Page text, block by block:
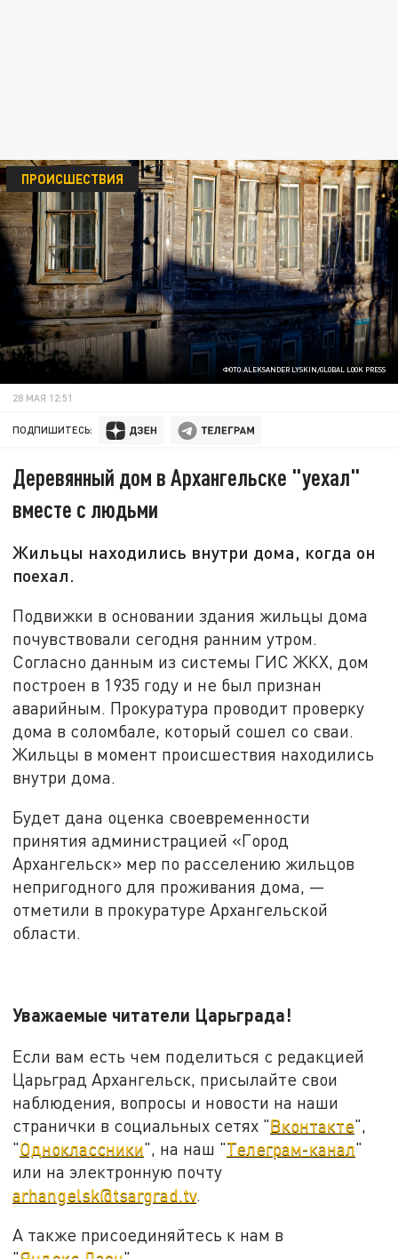
ФОТО:ALEKSANDER LYSKIN/GLOBAL LOOK PRESS
ПРОИСШЕСТВИЯ
28 МАЯ 12:51
ПОДПИШИТЕСЬ:
Деревянный дом в Архангельске "уехал"
вместе с людьми
Жильцы находились внутри дома, когда он
поехал.
Подвижки в основании здания жильцы дома
почувствовали сегодня ранним утром.
Согласно данным из системы ГИС ЖКХ, дом
построен в 1935 году и не был признан
аварийным. Прокуратура проводит проверку
дома в соломбале, который сошел со сваи.
Жильцы в момент происшествия находились
внутри дома.
Будет дана оценка своевременности
принятия администрацией «Город
Архангельск» мер по расселению жильцов
непригодного для проживания дома, —
отметили в прокуратуре Архангельской
области.
Уважаемые читатели Царьграда!
Если вам есть чем поделиться с редакцией
Царьград Архангельск, присылайте свои
наблюдения, вопросы и новости на наши
странички в социальных сетях "Вконтакте",
"Одноклассники", на наш "Телеграм-канал"
или на электронную почту
arhangelsk@tsargrad.tv.
А также присоединяйтесь к нам в